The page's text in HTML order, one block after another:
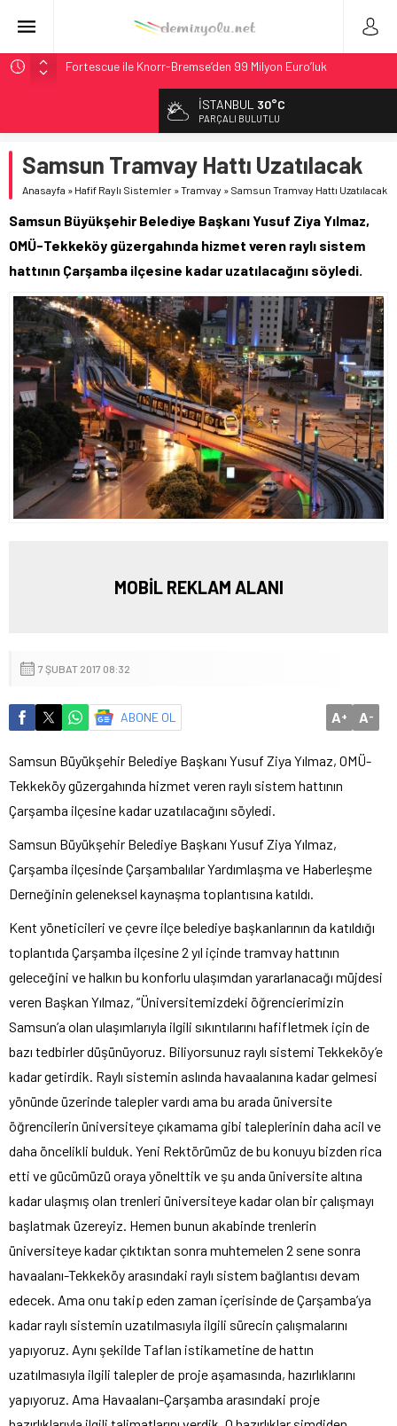
Fortescue ile Knorr-Bremse’den 99 Milyon Euro’luk
Stadler, Austin’e 21 CITYLINK Hafif Raylı Aracı Tedarik
9,9 Milyar Dolarlık Mor Hat’ta Tel Testleri Başladı
Utah’ta 31 Milyon Dolarlık Proje Trafik Çilesini Bitiriyor
İmzaladı
İSTANBUL 30°C
PARÇALI BULUTLU
Samsun Tramvay Hattı Uzatılacak
Anasayfa » Hafif Raylı Sistemler »Tramvay » Samsun Tramvay Hattı Uzatılacak
Samsun Büyükşehir Belediye Başkanı Yusuf Ziya Yılmaz,
OMÜ-Tekkeköy güzergahında hizmet veren raylı sistem
hattının Çarşamba ilçesine kadar uzatılacağını söyledi.
MOBİL REKLAM ALANI
7 ŞUBAT 2017 08:32
ABONE OL A+ A-
Samsun Büyükşehir Belediye Başkanı Yusuf Ziya Yılmaz, OMÜ-
Tekkeköy güzergahında hizmet veren raylı sistem hattının
Çarşamba ilçesine kadar uzatılacağını söyledi.
Samsun Büyükşehir Belediye Başkanı Yusuf Ziya Yılmaz,
Çarşamba ilçesinde Çarşambalılar Yardımlaşma ve Haberleşme
Derneğinin geleneksel kaynaşma toplantısına katıldı.
Kent yöneticileri ve çevre ilçe belediye başkanlarının da katıldığı
toplantıda Çarşamba ilçesine 2 yıl içinde tramvay hattının
geleceğini ve halkın bu konforlu ulaşımdan yararlanacağı müjdesi
veren Başkan Yılmaz, “Üniversitemizdeki öğrencierimizin
Samsun’a olan ulaşımlarıyla ilgili sıkıntılarını hafifletmek için de
bazı tedbirler düşünüyoruz. Biliyorsunuz raylı sistemi Tekkeköy’e
kadar getirdik. Raylı sistemin aslında havaalanına kadar gelmesi
yönünde üzerinde talepler vardı ama bu arada üniversite
öğrencilerin üniversiteye çıkamama gibi taleplerinin daha acil ve
daha öncelikli bulduk. Yeni Rektörümüz de bu konuyu bizden rica
etti ve gücümüzü oraya yönelttik ve şu anda üniversite altına
kadar ulaşmış olan trenleri üniversiteye kadar olan bir çalışmayı
başlatmak üzereyiz. Hemen bunun akabinde trenlerin
üniversiteye kadar çıktıktan sonra muhtemelen 2 sene sonra
havaalanı-Tekkeköy arasındaki raylı sistem bağlantısı devam
edecek. Ama onu takip eden zaman içerisinde de Çarşamba’ya
kadar raylı sistemin uzatılmasıyla ilgili sürecin çalışmalarını
yapıyoruz. Aynı şekilde Taflan istikametine de hattın
uzatılmasıyla ilgili talepler de proje aşamasında, hazırlıklarını
yapıyoruz. Ama Havaalanı-Çarşamba arasındaki proje